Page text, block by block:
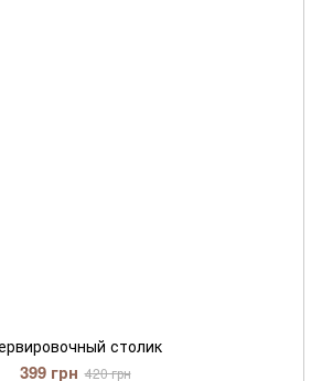
столик
399 грн 420 грн